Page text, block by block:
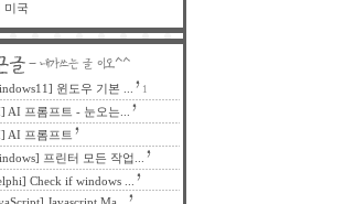
미국
윈도우 기본 ... 1
AI 프롬프트 - 눈오는...
AI 프롬프트
프린터 모든 작업...
Check if windows ...